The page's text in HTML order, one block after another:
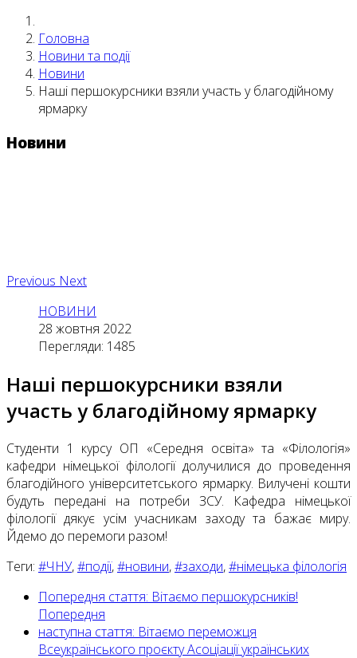
Головна
Новини та події
Новини
Наші першокурсники взяли участь у благодійному
ярмарку
Новини
Previous Next
НОВИНИ
28 жовтня 2022
Перегляди: 1485
Наші першокурсники взяли
участь у благодійному ярмарку
Студенти 1 курсу ОП «Середня освіта» та «Філологія»
кафедри німецької філології долучилися до проведення
благодійного університетського ярмарку. Вилучені кошти
будуть передані на потреби ЗСУ. Кафедра німецької
філології дякує усім учасникам заходу та бажає миру.
Йдемо до перемоги разом!
Теги: #ЧНУ,#події,#новини,#заходи,#німецька філологія
Попередня стаття: Вітаємо першокурсників!
Попередня
наступна стаття: Вітаємо переможця
Всеукраїнського проєкту Асоціації українських